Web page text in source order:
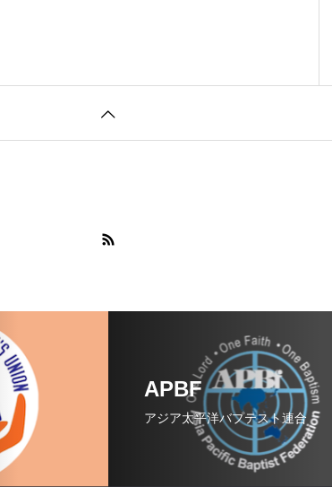
APBF
アジア太平洋バプテスト連合